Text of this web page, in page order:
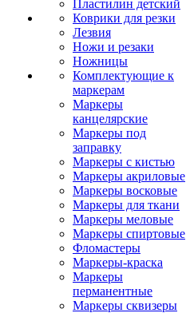
Пластилин детский
Коврики для резки
Лезвия
Ножи и резаки
Ножницы
Комплектующие к
маркерам
Маркеры
канцелярские
Маркеры под
заправку
Маркеры с кистью
Маркеры акриловые
Маркеры восковые
Маркеры для ткани
Маркеры меловые
Маркеры спиртовые
Фломастеры
Маркеры-краска
Маркеры
перманентные
Маркеры сквизеры